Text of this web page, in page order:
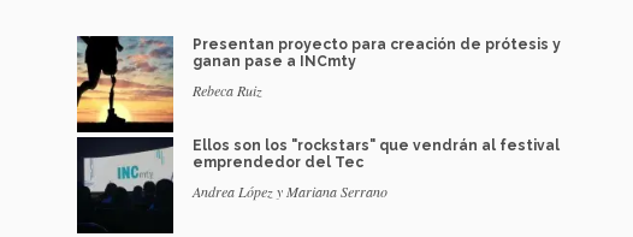
Presentan proyecto para creación de prótesis y
ganan pase a INCmty
Rebeca Ruiz
Ellos son los "rockstars" que vendrán al festival
emprendedor del Tec
Andrea López y Mariana Serrano